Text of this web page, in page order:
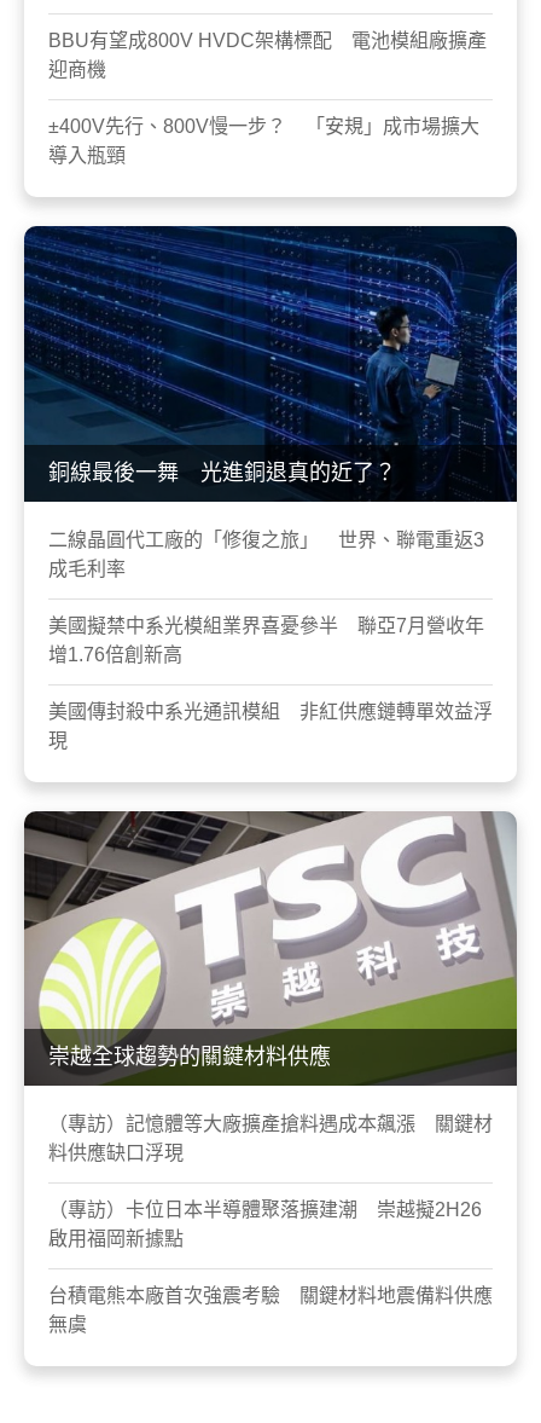
BBU有望成800V HVDC架構標配 電池模組廠擴產
迎商機
±400V先行、800V慢一步？ 「安規」成市場擴大
導入瓶頸
銅線最後一舞 光進銅退真的近了？
二線晶圓代工廠的「修復之旅」 世界、聯電重返3
成毛利率
美國擬禁中系光模組業界喜憂參半 聯亞7月營收年
增1.76倍創新高
美國傳封殺中系光通訊模組 非紅供應鏈轉單效益浮
現
崇越全球趨勢的關鍵材料供應
（專訪）記憶體等大廠擴產搶料遇成本飆漲 關鍵材
料供應缺口浮現
（專訪）卡位日本半導體聚落擴建潮 崇越擬2H26
啟用福岡新據點
台積電熊本廠首次強震考驗 關鍵材料地震備料供應
無虞